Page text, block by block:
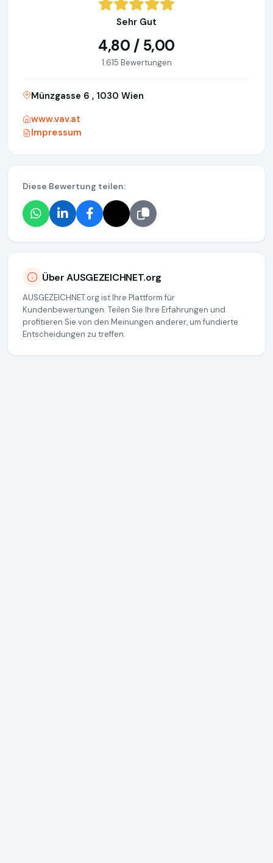
Sehr Gut
4,80 / 5,00
1.615 Bewertungen
Münzgasse 6 , 1030 Wien
www.vav.at
Impressum
Diese Bewertung teilen:
Über AUSGEZEICHNET.org
AUSGEZEICHNET.org ist Ihre Plattform für
Kundenbewertungen. Teilen Sie Ihre Erfahrungen und
profitieren Sie von den Meinungen anderer, um fundierte
Entscheidungen zu treffen.